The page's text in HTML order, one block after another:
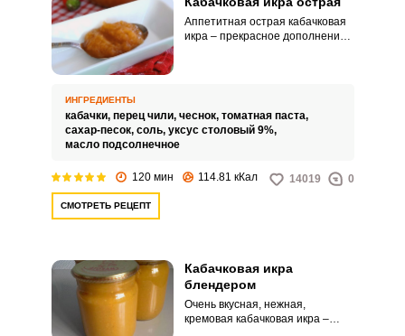
Аппетитная острая кабачковая
икра – прекрасное дополнение к
ИНГРЕДИЕНТЫ
кабачки, перец чили, чеснок, томатная паста,
сахар-песок, соль, уксус столовый 9%,
масло подсолнечное
120 мин 114.81 кКал 14019 0
СМОТРЕТЬ РЕЦЕПТ
Кабачковая икра
блендером
Очень вкусная, нежная,
кремовая кабачковая икра –